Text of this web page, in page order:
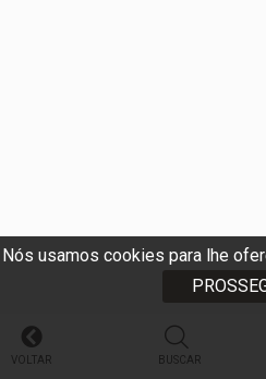
Nós usamos cookies para lhe
VOLTAR BUSCAR